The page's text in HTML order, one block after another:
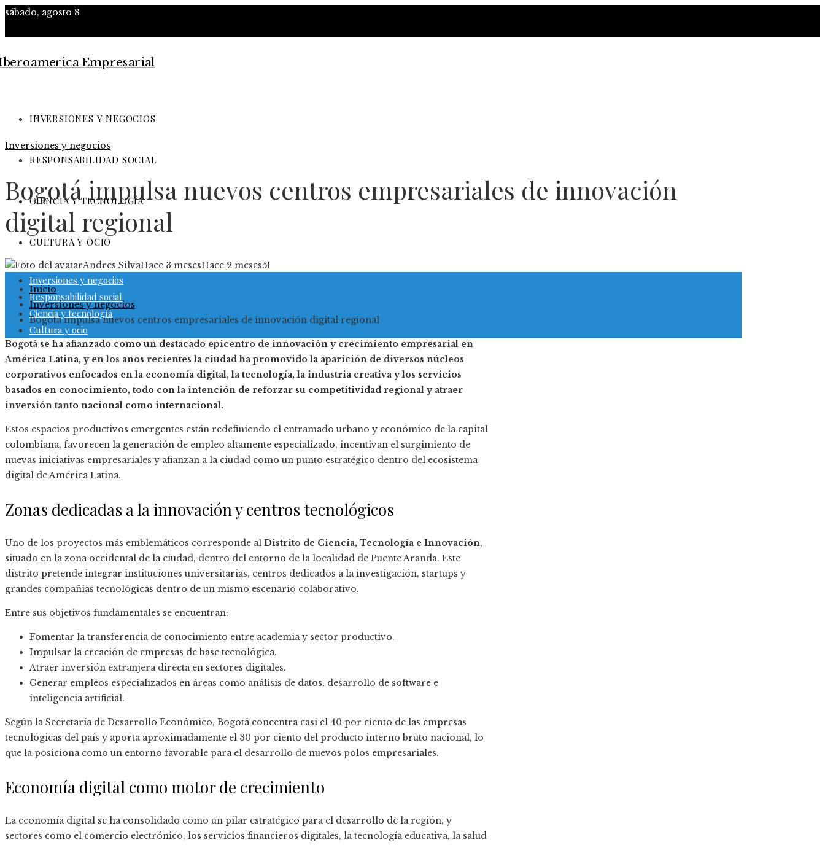
sábado, agosto 8
INVERSIONES Y NEGOCIOS
RESPONSABILIDAD SOCIAL
CIENCIA Y TECNOLOGÍA
CULTURA Y OCIO
Inversiones y negocios
Responsabilidad social
Ciencia y tecnología
Cultura y ocio
Inversiones y negocios
Bogotá impulsa nuevos centros empresariales de innovación
digital regional
Andres SilvaHace 3 mesesHace 2 meses51
Inicio
Inversiones y negocios
Bogotá impulsa nuevos centros empresariales de innovación digital regional
Bogotá se ha afianzado como un destacado epicentro de innovación y crecimiento empresarial en
América Latina, y en los años recientes la ciudad ha promovido la aparición de diversos núcleos
corporativos enfocados en la economía digital, la tecnología, la industria creativa y los servicios
basados en conocimiento, todo con la intención de reforzar su competitividad regional y atraer
inversión tanto nacional como internacional.
Estos espacios productivos emergentes están redefiniendo el entramado urbano y económico de la capital
colombiana, favorecen la generación de empleo altamente especializado, incentivan el surgimiento de
nuevas iniciativas empresariales y afianzan a la ciudad como un punto estratégico dentro del ecosistema
digital de América Latina.
Zonas dedicadas a la innovación y centros tecnológicos
Uno de los proyectos más emblemáticos corresponde al Distrito de Ciencia, Tecnología e Innovación,
situado en la zona occidental de la ciudad, dentro del entorno de la localidad de Puente Aranda. Este
distrito pretende integrar instituciones universitarias, centros dedicados a la investigación, startups y
grandes compañías tecnológicas dentro de un mismo escenario colaborativo.
Entre sus objetivos fundamentales se encuentran:
Fomentar la transferencia de conocimiento entre academia y sector productivo.
Impulsar la creación de empresas de base tecnológica.
Atraer inversión extranjera directa en sectores digitales.
Generar empleos especializados en áreas como análisis de datos, desarrollo de software e
inteligencia artificial.
Según la Secretaría de Desarrollo Económico, Bogotá concentra casi el 40 por ciento de las empresas
tecnológicas del país y aporta aproximadamente el 30 por ciento del producto interno bruto nacional, lo
que la posiciona como un entorno favorable para el desarrollo de nuevos polos empresariales.
Economía digital como motor de crecimiento
La economía digital se ha consolidado como un pilar estratégico para el desarrollo de la región, y
sectores como el comercio electrónico, los servicios financieros digitales, la tecnología educativa, la salud